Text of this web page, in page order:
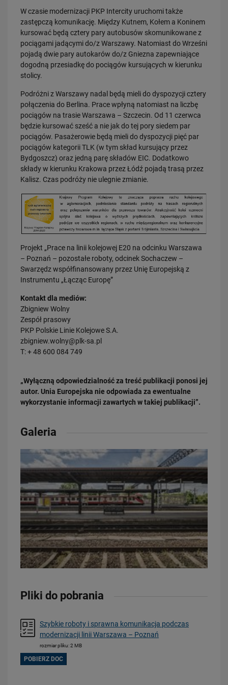
W czasie modernizacji PKP Intercity uruchomi także
zastępczą komunikację. Między Kutnem, Kołem a Koninem
kursować będą cztery pary autobusów skomunikowane z
pociągami jadącymi do/z Warszawy. Natomiast do Wrześni
pojadą dwie pary autokarów do/z Gniezna zapewniające
dogodną przesiadkę do pociągów kursujących w kierunku
stolicy.
Podróżni z Warszawy nadal będą mieli do dyspozycji cztery
połączenia do Berlina. Prace wpłyną natomiast na liczbę
pociągów na trasie Warszawa – Szczecin. Od 11 czerwca
będzie kursować sześć a nie jak do tej pory siedem par
pociągów. Pasażerowie będą mieli do dyspozycji pięć par
pociągów kategorii TLK (w tym skład kursujący przez
Bydgoszcz) oraz jedną parę składów EIC. Dodatkowo
składy w kierunku Krakowa przez Łódź pojadą trasą przez
Kalisz. Czas podróży nie ulegnie zmianie.
Projekt „Prace na linii kolejowej E20 na odcinku Warszawa
– Poznań – pozostałe roboty, odcinek Sochaczew –
Swarzędz współfinansowany przez Unię Europejską z
Instrumentu „Łącząc Europę”
Kontakt dla mediów:
Zbigniew Wolny
Zespół prasowy
PKP Polskie Linie Kolejowe S.A.
zbigniew.wolny@plk-sa.pl
T: + 48 600 084 749
„Wyłączną odpowiedzialność za treść publikacji ponosi jej
autor. Unia Europejska nie odpowiada za ewentualne
wykorzystanie informacji zawartych w takiej publikacji”.
Galeria
Pliki do pobrania
Szybkie roboty i sprawna komunikacja podczas
modernizacji linii Warszawa – Poznań
rozmiar pliku: 2 MB
POBIERZ DOC
PRZECZYTAJ
16.07.2026
Kolej wróci do Bytowa
PRZECZYTAJ
Tunele i wiadukty zamiast przejazdów kolejowo-drogowych. PLK SA…